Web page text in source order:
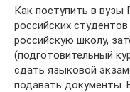
Как поступить в
российских
российскую школу,
(подготовительный
сдать языковой
подавать документы.